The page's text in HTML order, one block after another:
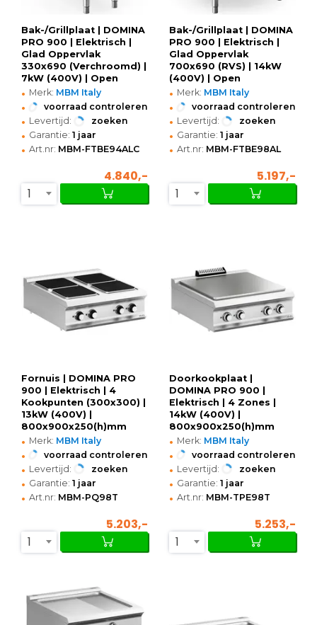
Bak-/Grillplaat | DOMINA
PRO 900 | Elektrisch |
Glad Oppervlak
330x690 (Verchroomd) |
7kW (400V) | Open
Onderkast |
400x900x850(h)mm
• Merk: MBM Italy
• voorraad controleren
• Levertijd: zoeken
• Garantie: 1 jaar
• Art.nr: MBM-FTBE94ALC
4.840,-
1
Bak-/Grillplaat | DOMINA
PRO 900 | Elektrisch |
Glad Oppervlak
700x690 (RVS) | 14kW
(400V) | Open
Onderkast |
800x900x850(h)mm
• Merk: MBM Italy
• voorraad controleren
• Levertijd: zoeken
• Garantie: 1 jaar
• Art.nr: MBM-FTBE98AL
5.197,-
1
Fornuis | DOMINA PRO
900 | Elektrisch | 4
Kookpunten (300x300) |
13kW (400V) |
800x900x250(h)mm
• Merk: MBM Italy
• voorraad controleren
• Levertijd: zoeken
• Garantie: 1 jaar
• Art.nr: MBM-PQ98T
5.203,-
1
Doorkookplaat |
DOMINA PRO 900 |
Elektrisch | 4 Zones |
14kW (400V) |
800x900x250(h)mm
• Merk: MBM Italy
• voorraad controleren
• Levertijd: zoeken
• Garantie: 1 jaar
• Art.nr: MBM-TPE98T
5.253,-
1